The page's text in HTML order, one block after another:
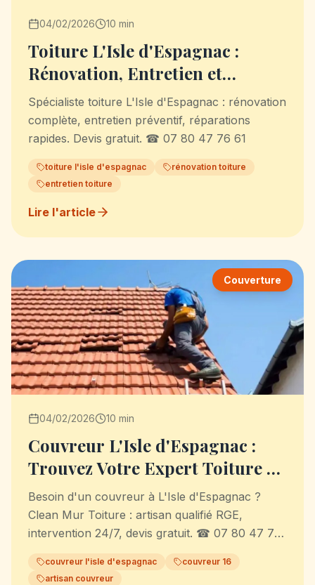
04/02/2026 10 min
Toiture L'Isle d'Espagnac :
Rénovation, Entretien et
Réparation Expert
Spécialiste toiture L'Isle d'Espagnac : rénovation
complète, entretien préventif, réparations
rapides. Devis gratuit. ☎ 07 80 47 76 61
toiture l'isle d'espagnac
rénovation toiture
entretien toiture
Lire l'article
Couverture
04/02/2026 10 min
Couvreur L'Isle d'Espagnac :
Trouvez Votre Expert Toiture en
2026
Besoin d'un couvreur à L'Isle d'Espagnac ?
Clean Mur Toiture : artisan qualifié RGE,
intervention 24/7, devis gratuit. ☎ 07 80 47 76
couvreur l'isle d'espagnac
couvreur 16
artisan couvreur